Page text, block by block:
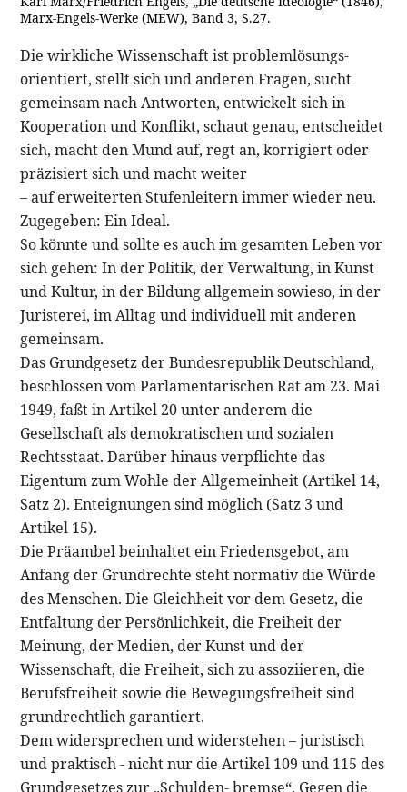
Marx-Engels-Werke (MEW), Band 3, S.27.
Die wirkliche Wissenschaft ist problemlösungs-
orientiert, stellt sich und anderen Fragen, sucht
gemeinsam nach Antworten, entwickelt sich in
Kooperation und Konflikt, schaut genau, entscheidet
sich, macht den Mund auf, regt an, korrigiert oder
präzisiert sich und macht weiter
– auf erweiterten Stufenleitern immer wieder neu.
Zugegeben: Ein Ideal.
So könnte und sollte es auch im gesamten Leben vor
sich gehen: In der Politik, der Verwaltung, in Kunst
und Kultur, in der Bildung allgemein sowieso, in der
Juristerei, im Alltag und individuell mit anderen
gemeinsam.
Das Grundgesetz der Bundesrepublik Deutschland,
beschlossen vom Parlamentarischen Rat am 23. Mai
1949, faßt in Artikel 20 unter anderem die
Gesellschaft als demokratischen und sozialen
Rechtsstaat. Darüber hinaus verpflichte das
Eigentum zum Wohle der Allgemeinheit (Artikel 14,
Satz 2). Enteignungen sind möglich (Satz 3 und
Artikel 15).
Die Präambel beinhaltet ein Friedensgebot, am
Anfang der Grundrechte steht normativ die Würde
des Menschen. Die Gleichheit vor dem Gesetz, die
Entfaltung der Persönlichkeit, die Freiheit der
Meinung, der Medien, der Kunst und der
Wissenschaft, die Freiheit, sich zu assoziieren, die
Berufsfreiheit sowie die Bewegungsfreiheit sind
grundrechtlich garantiert.
Dem widersprechen und widerstehen – juristisch
und praktisch - nicht nur die Artikel 109 und 115 des
Grundgesetzes zur „Schulden- bremse“. Gegen die